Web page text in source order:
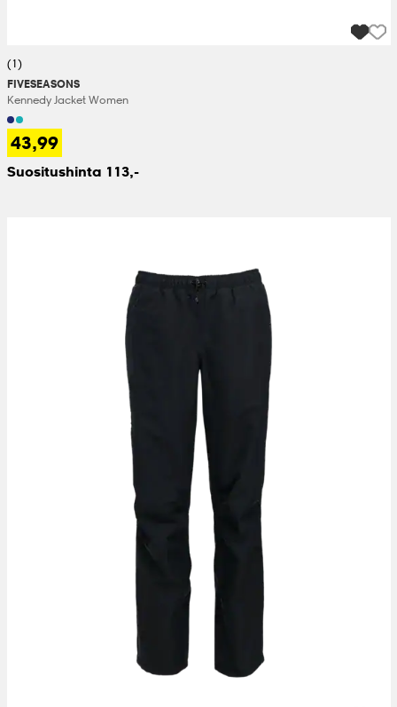
(1)
FIVESEASONS
Kennedy Jacket Women
43,99
Suositushinta 113,-